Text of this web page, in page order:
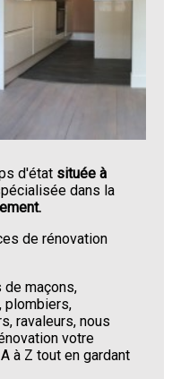
d'état située à
dans la
de rénovation
de maçons,
plombiers,
ravaleurs, nous
votre
à Z tout en gardant